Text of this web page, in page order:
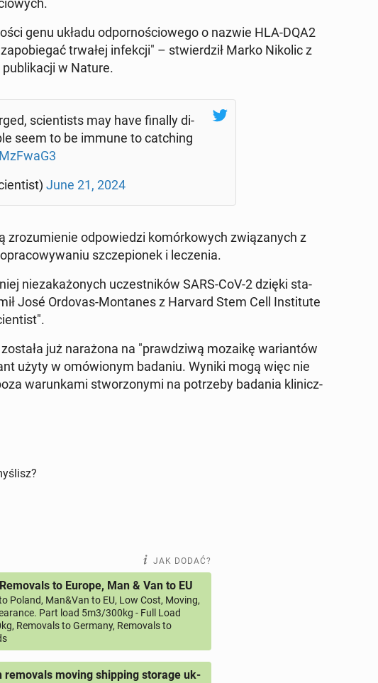
genu układu od­por­no­ścio­we­go o nazwie HLA-DQA2
trwałej in­fek­cji" – stwier­dził Marko Nikolic z
w Nature.
scien­ti­sts may have finally di­
seem to be immune to cat­ching
June 21, 2024
zro­zu­mie­nie od­po­wie­dzi ko­mór­ko­wych zwią­za­nych z
szcze­pio­nek i le­cze­nia.
nie­za­ka­żo­nych uczest­ni­ków SARS-CoV-2 dzięki sta­
José Ordovas-Mon­ta­nes z Harvard Stem Cell In­sti­tu­te
już na­ra­żo­na na "praw­dzi­wą mozaikę wa­rian­tów
użyty w omó­wio­nym badaniu. Wyniki mogą więc nie
wa­run­ka­mi stwo­rzo­ny­mi na po­trze­by badania kli­nicz­
JAK DODAĆ?
to Europe, Man & Van to EU
Poland, Man&Van to EU, Low Cost, Moving,
Part load 5m3/300kg - Full Load
Removals to Germany, Removals to
removals moving shipping storage uk-